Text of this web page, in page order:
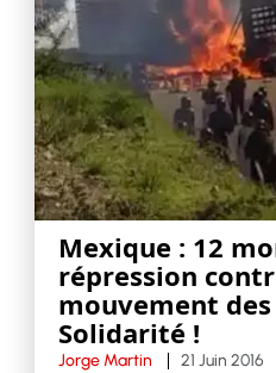
Mexique : 12
répression
mouvement
Solidarité !
Jorge Martin 21 Juin 2016